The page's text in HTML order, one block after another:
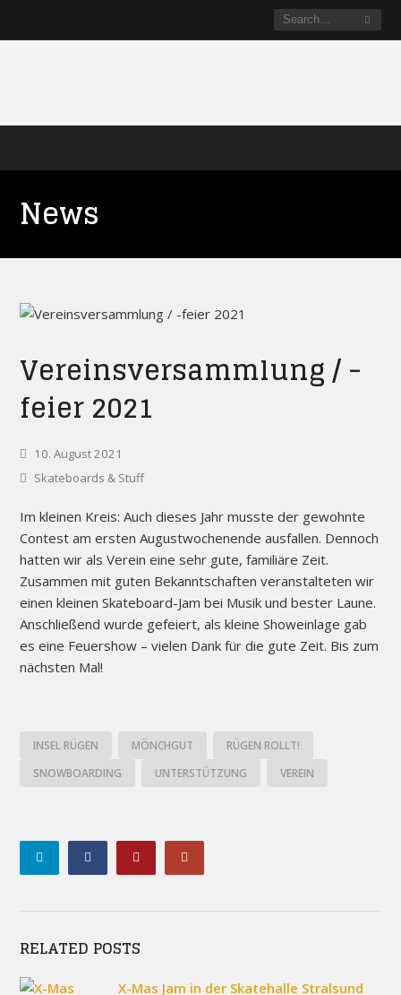
News
Vereinsversammlung / -
feier 2021
10. August 2021
Skateboards & Stuff
Im kleinen Kreis: Auch dieses Jahr musste der gewohnte
Contest am ersten Augustwochenende ausfallen. Dennoch
hatten wir als Verein eine sehr gute, familiäre Zeit.
Zusammen mit guten Bekanntschaften veranstalteten wir
einen kleinen Skateboard-Jam bei Musik und bester Laune.
Anschließend wurde gefeiert, als kleine Showeinlage gab
es eine Feuershow – vielen Dank für die gute Zeit. Bis zum
nächsten Mal!
INSEL RÜGEN MÖNCHGUT
RÜGEN ROLLT!
SNOWBOARDING
UNTERSTÜTZUNG VEREIN
RELATED POSTS
X-Mas Jam in der Skatehalle Stralsund